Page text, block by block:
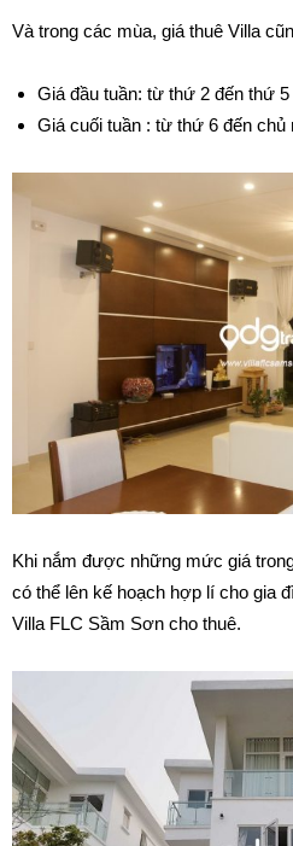
Và trong các mùa, giá thuê Villa
Giá đầu tuần: từ thứ 2 đến thứ 5
Giá cuối tuần : từ thứ 6 đến chủ
Khi nắm được những mức giá
có thể lên kế hoạch hợp lí cho gia
Villa FLC Sầm Sơn cho thuê.